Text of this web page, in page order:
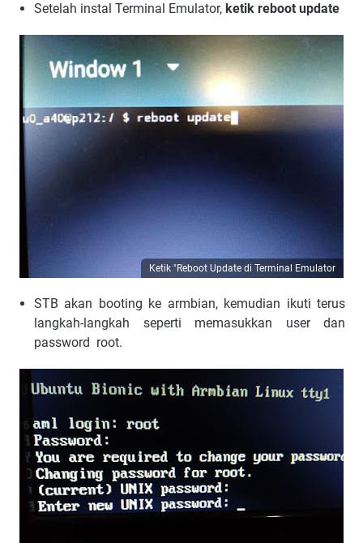
Setelah instal Terminal Emulator, ketik reboot update
Ketik "Reboot Update di Terminal Emulator
STB akan booting ke armbian, kemudian ikuti terus
langkah-langkah seperti memasukkan user dan
password root.